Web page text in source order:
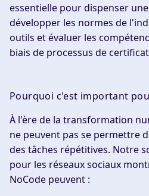
essentielle pour dispenser
développer les normes de
outils et évaluer les
biais de processus de
Pourquoi c'est important
À l'ère de la transformation
ne peuvent pas se permettre
des tâches répétitives. Notre
pour les réseaux sociaux
NoCode peuvent :